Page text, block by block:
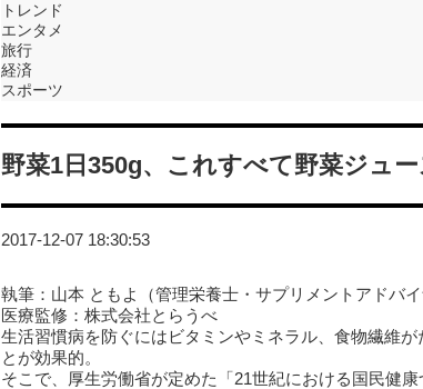
トレンド
エンタメ
旅行
経済
スポーツ
野菜1日350g、これすべて野菜ジュ
2017-12-07 18:30:53
執筆：山本 ともよ（管理栄養士・サプリメントアドバ
医療監修：株式会社とらうべ
生活習慣病を防ぐにはビタミンやミネラル、食物繊維
とが効果的。
そこで、厚生労働省が定めた「21世紀における国民健